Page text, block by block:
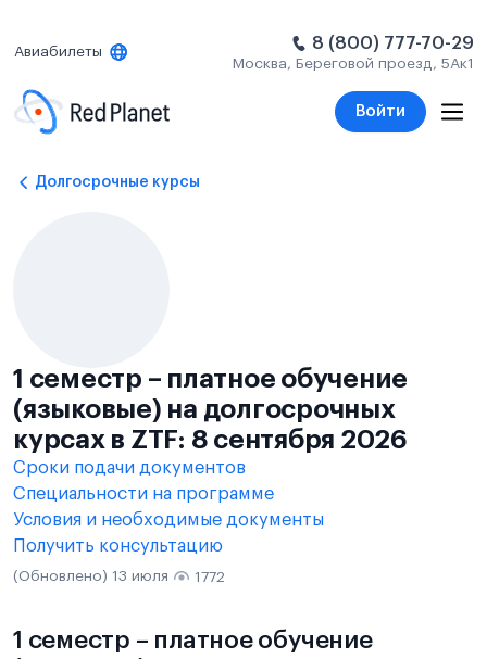
Авиабилеты 8 (800) 777-70-29
Москва, Береговой проезд, 5Ак1
Войти
Долгосрочные курсы
1 семестр – платное обучение
(языковые) на долгосрочных
курсах в ZTF: 8 сентября 2026
Сроки подачи документов
Специальности на программе
Условия и необходимые документы
Получить консультацию
(Обновлено) 13 июля 1772
1 семестр – платное обучение